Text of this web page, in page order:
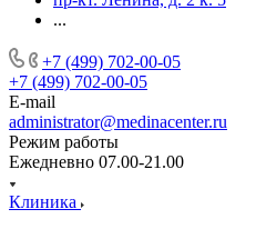
...
+7 (499) 702-00-05
+7 (499) 702-00-05
E-mail
administrator@medinacenter.ru
Режим работы
Ежедневно 07.00-21.00
Клиника